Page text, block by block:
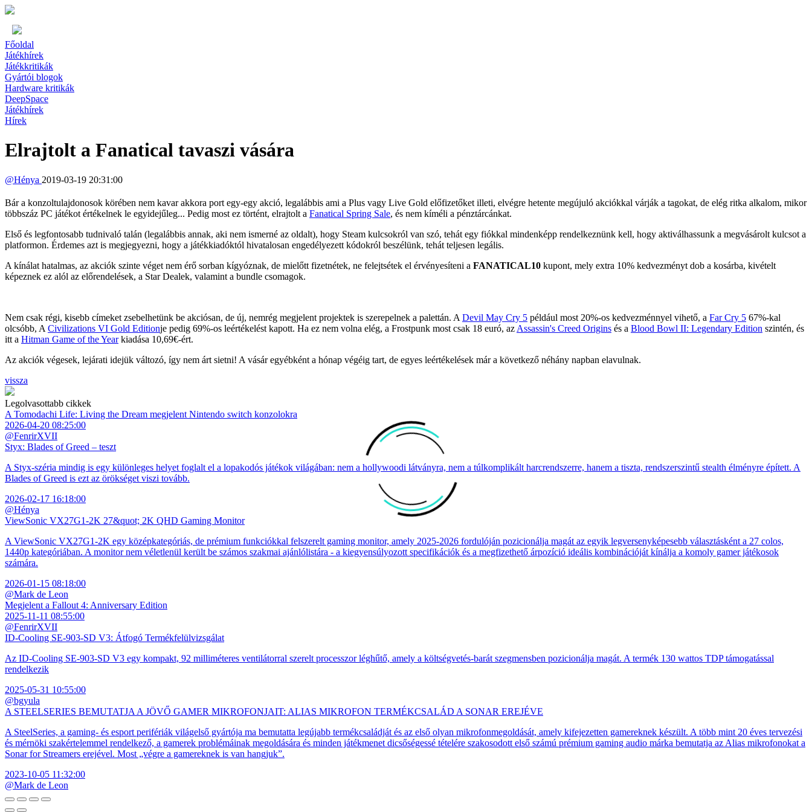
Főoldal
Játékhírek
Játékkritikák
Gyártói blogok
Hardware kritikák
DeepSpace
Játékhírek
Hírek
Elrajtolt a Fanatical tavaszi vására
@Hénya 2019-03-19 20:31:00
Bár a konzoltulajdonosok körében nem kavar akkora port egy-egy akció, legalábbis ami a Plus vagy Live Gold előfizetőket illeti, elvégre hetente megújuló akciókkal várják a tagokat, de elég ritka alkalom, mikor
többszáz PC játékot értékelnek le egyidejűleg... Pedig most ez történt, elrajtolt a Fanatical Spring Sale, és nem kíméli a pénztárcánkat.
Első és legfontosabb tudnivaló talán (legalábbis annak, aki nem ismerné az oldalt), hogy Steam kulcsokról van szó, tehát egy fiókkal mindenképp rendelkeznünk kell, hogy aktiválhassunk a megvásárolt kulcsot a
platformon. Érdemes azt is megjegyezni, hogy a játékkiadóktól hivatalosan engedélyezett kódokról beszélünk, tehát teljesen legális.
A kínálat hatalmas, az akciók szinte véget nem érő sorban kígyóznak, de mielőtt fizetnétek, ne felejtsétek el érvényesíteni a FANATICAL10 kupont, mely extra 10% kedvezményt dob a kosárba, kivételt
képeznek ez alól az előrendelések, a Star Dealek, valamint a bundle csomagok.
Nem csak régi, kisebb címeket zsebelhetünk be akciósan, de új, nemrég megjelent projektek is szerepelnek a palettán. A Devil May Cry 5 például most 20%-os kedvezménnyel vihető, a Far Cry 5 67%-kal
olcsóbb, A Civilizations VI Gold Editionje pedig 69%-os leértékelést kapott. Ha ez nem volna elég, a Frostpunk most csak 18 euró, az Assassin's Creed Origins és a Blood Bowl II: Legendary Edition szintén, és
itt a Hitman Game of the Yearkiadása 10,69€-ért.
Az akciók végesek, lejárati idejük változó, így nem árt sietni! A vásár egyébként a hónap végéig tart, de egyes leértékelések már a következő néhány napban elavulnak.
vissza
Legolvasottabb cikkek
A Tomodachi Life: Living the Dream megjelent Nintendo switch konzolokra
2026-04-20 08:25:00
@FenrirXVII
Styx: Blades of Greed – teszt
A Styx-széria mindig is egy különleges helyet foglalt el a lopakodós játékok világában: nem a hollywoodi látványra, nem a túlkomplikált harcrendszerre, hanem a tiszta, rendszerszintű stealth élményre épített. A
Blades of Greed is ezt az örökséget viszi tovább.
2026-02-17 16:18:00
@Hénya
ViewSonic VX27G1-2K 27&quot; 2K QHD Gaming Monitor
A ViewSonic VX27G1-2K egy középkategóriás, de prémium funkciókkal felszerelt gaming monitor, amely 2025-2026 fordulóján pozicionálja magát az egyik legversenyképesebb választásként a 27 colos,
1440p kategóriában. A monitor nem véletlenül került be számos szakmai ajánlólistára - a kiegyensúlyozott specifikációk és a megfizethető árpozíció ideális kombinációját kínálja a komoly gamer játékosok
számára.
2026-01-15 08:18:00
@Mark de Leon
Megjelent a Fallout 4: Anniversary Edition
2025-11-11 08:55:00
@FenrirXVII
ID-Cooling SE-903-SD V3: Átfogó Termékfelülvizsgálat
Az ID-Cooling SE-903-SD V3 egy kompakt, 92 milliméteres ventilátorral szerelt processzor léghűtő, amely a költségvetés-barát szegmensben pozicionálja magát. A termék 130 wattos TDP támogatással
rendelkezik
2025-05-31 10:55:00
@bgyula
A STEELSERIES BEMUTATJA A JÖVŐ GAMER MIKROFONJAIT: ALIAS MIKROFON TERMÉKCSALÁD A SONAR EREJÉVE
A SteelSeries, a gaming- és esport perifériák világelső gyártója ma bemutatta legújabb termékcsaládját és az első olyan mikrofonmegoldását, amely kifejezetten gamereknek készült. A több mint 20 éves tervezési
és mérnöki szakértelemmel rendelkező, a gamerek problémáinak megoldására és minden játékmenet dicsőségessé tételére szakosodott első számú prémium gaming audio márka bemutatja az Alias mikrofonokat a
Sonar for Streamers erejével. Most „végre a gamereknek is van hangjuk”.
2023-10-05 11:32:00
@Mark de Leon